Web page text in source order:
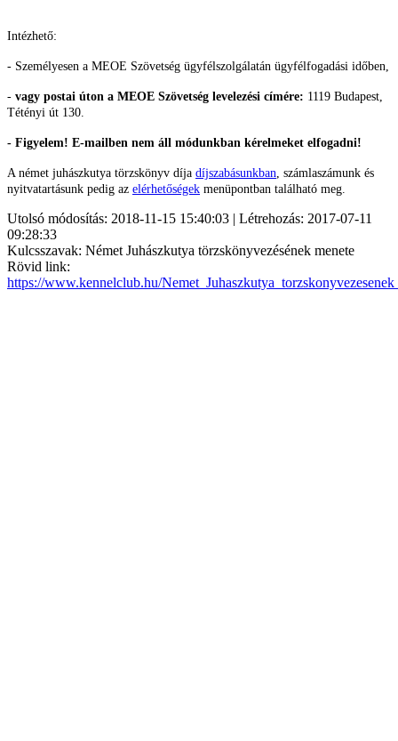
Intézhető:
- Személyesen a MEOE Szövetség ügyfélszolgálatán ügyfélfogadási időben,
- vagy postai úton a MEOE Szövetség levelezési címére: 1119 Budapest,
Tétényi út 130.
- Figyelem! E-mailben nem áll módunkban kérelmeket elfogadni!
A német juhászkutya törzskönyv díja díjszabásunkban , számlaszámunk és
nyitvatartásunk pedig az elérhetőségek menüpontban található meg.
Utolsó módosítás: 2018-11-15 15:40:03 | Létrehozás: 2017-07-11
09:28:33
Kulcsszavak: Német Juhászkutya törzskönyvezésének menete
Rövid link:
https://www.kennelclub.hu/